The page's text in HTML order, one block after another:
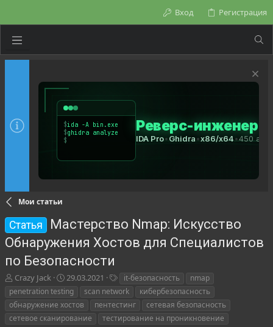
Вход Регистрация
Мои статьи
Статья
Мастерство Nmap: Искусство
Обнаружения Хостов для Специалистов
по Безопасности
А
в
т
о
р
Crazy Jack
Д
а
а
н
29.03.2021
е
и
it-безопасность
nmap
penetration testing
scan network
кибербезопасность
обнаружение хостов
пентестинг
сетевая безопасность
сетевое сканирование
тестирование на проникновение